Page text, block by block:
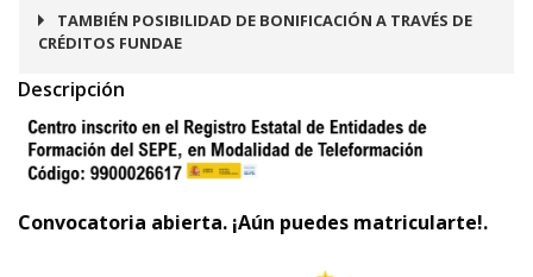
TAMBIÉN POSIBILIDAD DE BONIFICACIÓN A TRAVÉS DE
CRÉDITOS FUNDAE
Descripción
Convocatoria abierta. ¡Aún puedes matricularte!.